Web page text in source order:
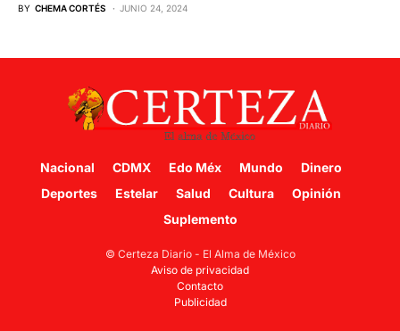
BY CHEMA CORTÉS JUNIO 24, 2024
Nacional CDMX Edo Méx Mundo
Dinero
Deportes
Estelar Salud Cultura
Opinión
Suplemento
© Certeza Diario - El Alma de México
Aviso de privacidad
Contacto
Publicidad